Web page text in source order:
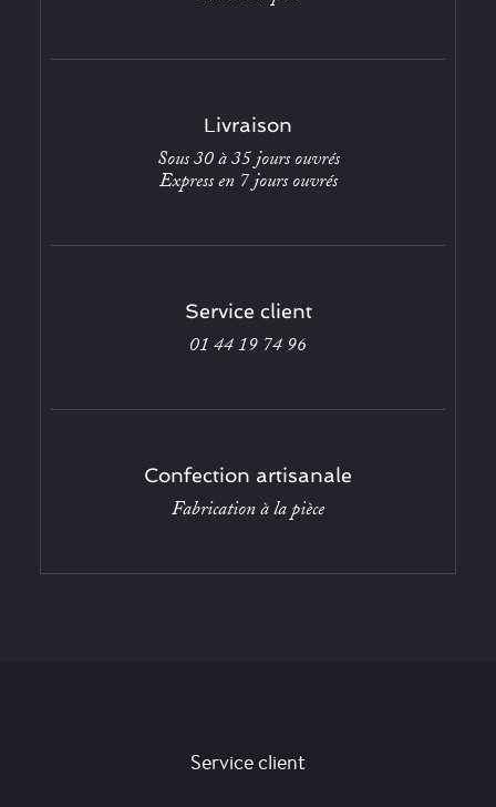
Livraison
Sous 30 à 35 jours ouvrés
Express en 7 jours ouvrés
Service client
01 44 19 74 96
Confection artisanale
Fabrication à la pièce
Service client